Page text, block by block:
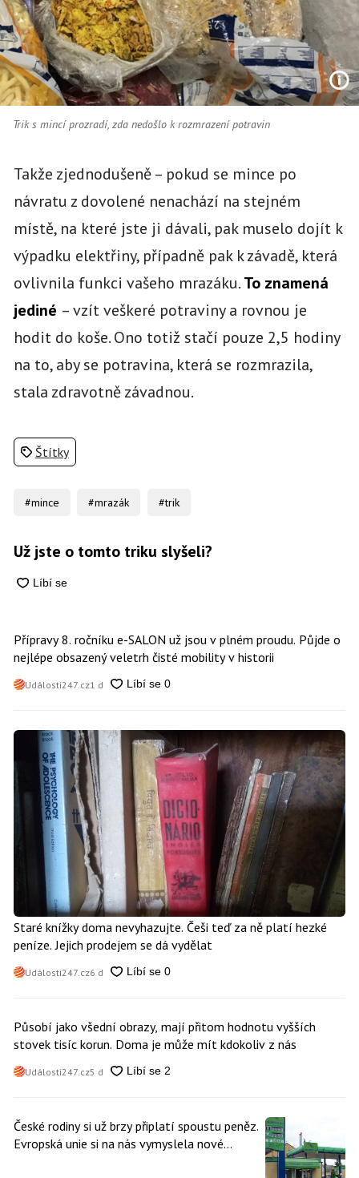
Trik s mincí prozradí, zda nedošlo k rozmrazení potravin
Takže zjednodušeně – pokud se mince po
návratu z dovolené nenachází na stejném
místě, na které jste ji dávali, pak muselo dojít k
výpadku elektřiny, případně pak k závadě, která
ovlivnila funkci vašeho mrazáku.To znamená
jediné – vzít veškeré potraviny a rovnou je
hodit do koše. Ono totiž stačí pouze 2,5 hodiny
na to, aby se potravina, která se rozmrazila,
stala zdravotně závadnou.
Štítky
#mince #mrazák #trik
Už jste o tomto triku slyšeli?
Přípravy 8. ročníku e-SALON už jsou v plném proudu. Půjde o
nejlépe obsazený veletrh čisté mobility v historii
Události247.cz1 d
Staré knížky doma nevyhazujte. Češi teď za ně platí hezké
peníze. Jejich prodejem se dá vydělat
Události247.cz6 d
Působí jako všední obrazy, mají přitom hodnotu vyšších
stovek tisíc korun. Doma je může mít kdokoliv z nás
Události247.cz5 d
České rodiny si už brzy připlatí spoustu peněz.
Evropská unie si na nás vymyslela nové